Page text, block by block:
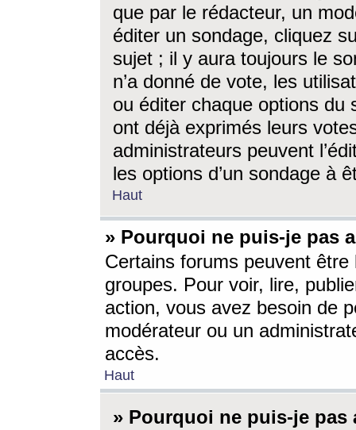
que par le rédacteur, un
éditer un sondage, cliquez
sujet ; il y aura toujours le
n’a donné de vote, les
ou éditer chaque options du
ont déjà exprimés leurs
administrateurs peuvent
les options d’un sondage à
Haut
» Pourquoi ne puis-je pas
Certains forums peuvent être
groupes. Pour voir, lire,
action, vous avez besoin de
modérateur ou un
accès.
Haut
» Pourquoi ne puis-je